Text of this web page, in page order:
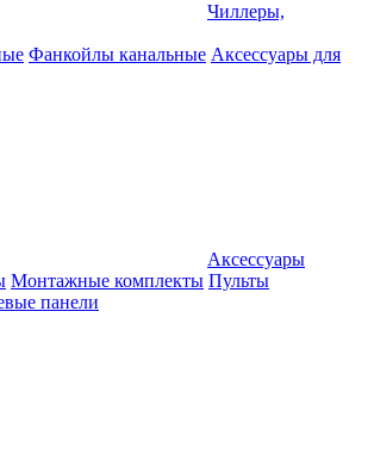
Чиллеры,
Фанкойлы канальные Аксессуары для
Аксессуары
Монтажные комплекты Пульты
панели